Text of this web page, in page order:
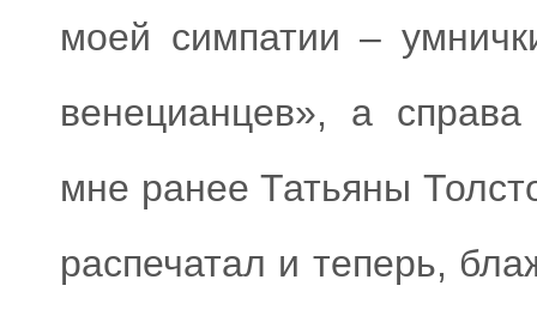
моей симпатии –
венецианцев», а
мне ранее Татьяны
распечатал и теперь,